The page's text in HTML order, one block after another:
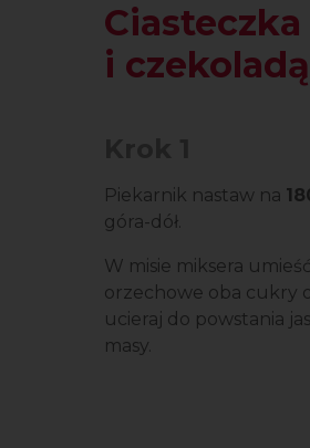
i
Piekarnik nastaw na
góra-dół.
W misie miksera umieść
orzechowe oba cukry
ucieraj do powstania
masy.